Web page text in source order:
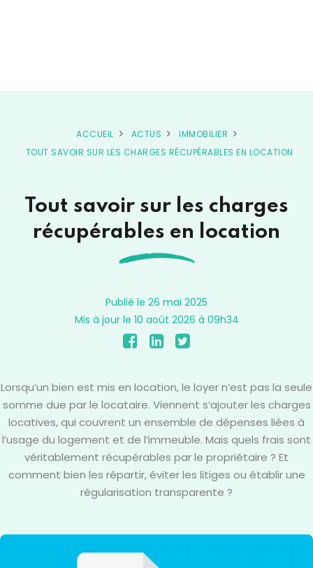
ACCUEIL ACTUS
IMMOBILIER
TOUT SAVOIR SUR LES CHARGES RÉCUPÉRABLES EN LOCATION
Tout savoir sur les charges
récupérables en location
Publié le 26 mai 2025
Mis à jour le 10 août 2026 à 09h34
Lorsqu’un bien est mis en location, le loyer n’est pas la seule
somme due par le locataire. Viennent s’ajouter les charges
locatives, qui couvrent un ensemble de dépenses liées à
l’usage du logement et de l’immeuble. Mais quels frais sont
véritablement récupérables par le propriétaire ? Et
comment bien les répartir, éviter les litiges ou établir une
régularisation transparente ?